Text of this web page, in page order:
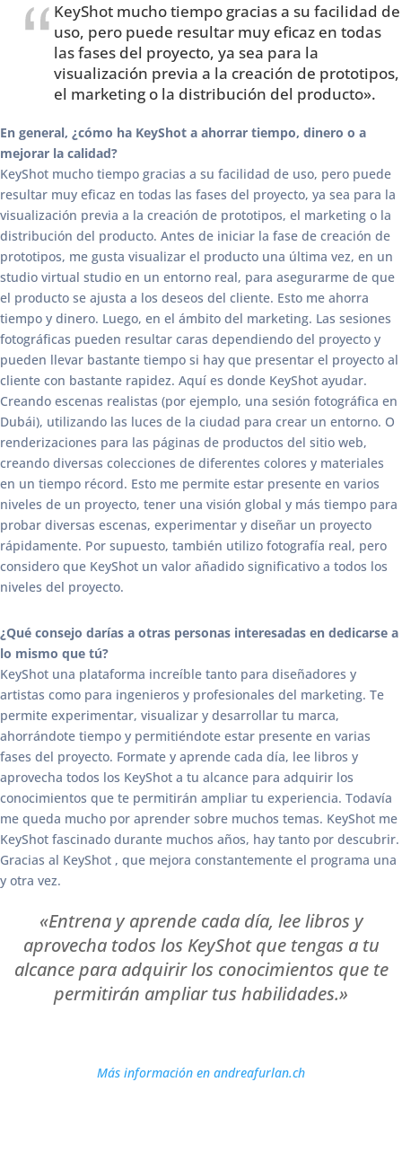
KeyShot mucho tiempo gracias a su facilidad de
uso, pero puede resultar muy eficaz en todas
las fases del proyecto, ya sea para la
visualización previa a la creación de prototipos,
el marketing o la distribución del producto».
En general, ¿cómo ha KeyShot a ahorrar tiempo, dinero o a
mejorar la calidad?
KeyShot mucho tiempo gracias a su facilidad de uso, pero puede
resultar muy eficaz en todas las fases del proyecto, ya sea para la
visualización previa a la creación de prototipos, el marketing o la
distribución del producto. Antes de iniciar la fase de creación de
prototipos, me gusta visualizar el producto una última vez, en un
studio virtual studio en un entorno real, para asegurarme de que
el producto se ajusta a los deseos del cliente. Esto me ahorra
tiempo y dinero. Luego, en el ámbito del marketing. Las sesiones
fotográficas pueden resultar caras dependiendo del proyecto y
pueden llevar bastante tiempo si hay que presentar el proyecto al
cliente con bastante rapidez. Aquí es donde KeyShot ayudar.
Creando escenas realistas (por ejemplo, una sesión fotográfica en
Dubái), utilizando las luces de la ciudad para crear un entorno. O
renderizaciones para las páginas de productos del sitio web,
creando diversas colecciones de diferentes colores y materiales
en un tiempo récord. Esto me permite estar presente en varios
niveles de un proyecto, tener una visión global y más tiempo para
probar diversas escenas, experimentar y diseñar un proyecto
rápidamente. Por supuesto, también utilizo fotografía real, pero
considero que KeyShot un valor añadido significativo a todos los
niveles del proyecto.
¿Qué consejo darías a otras personas interesadas en dedicarse a
lo mismo que tú?
KeyShot una plataforma increíble tanto para diseñadores y
artistas como para ingenieros y profesionales del marketing. Te
permite experimentar, visualizar y desarrollar tu marca,
ahorrándote tiempo y permitiéndote estar presente en varias
fases del proyecto. Formate y aprende cada día, lee libros y
aprovecha todos los KeyShot a tu alcance para adquirir los
conocimientos que te permitirán ampliar tu experiencia. Todavía
me queda mucho por aprender sobre muchos temas. KeyShot me
KeyShot fascinado durante muchos años, hay tanto por descubrir.
Gracias al KeyShot , que mejora constantemente el programa una
y otra vez.
«Entrena y aprende cada día, lee libros y
aprovecha todos los KeyShot que tengas a tu
alcance para adquirir los conocimientos que te
permitirán ampliar tus habilidades.»
Más información en andreafurlan.ch